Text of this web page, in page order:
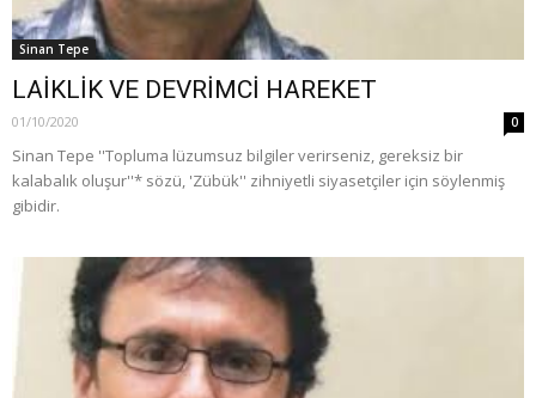
Sinan Tepe
LAİKLİK VE DEVRİMCİ HAREKET
01/10/2020 0
Sinan Tepe ''Topluma lüzumsuz bilgiler verirseniz, gereksiz bir
kalabalık oluşur''* sözü, 'Zübük'' zihniyetli siyasetçiler için söylenmiş
gibidir.